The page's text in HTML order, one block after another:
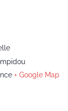
+ Google Map